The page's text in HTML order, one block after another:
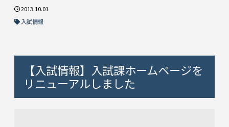
2013.10.01
入試情報
【入試情報】入試課ホームページを
リニューアルしました